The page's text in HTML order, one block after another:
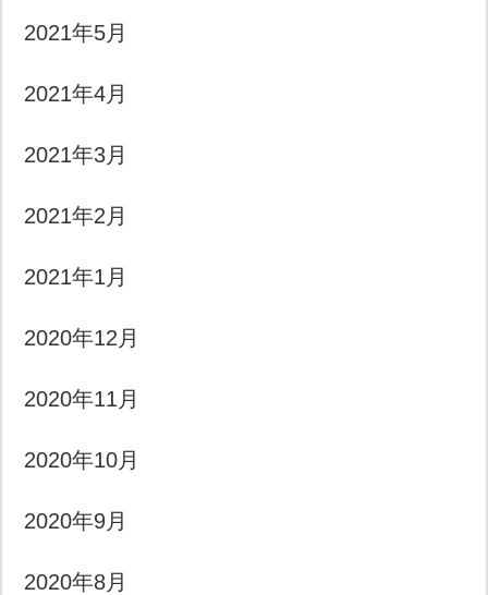
2021年5月
2021年4月
2021年3月
2021年2月
2021年1月
2020年12月
2020年11月
2020年10月
2020年9月
2020年8月